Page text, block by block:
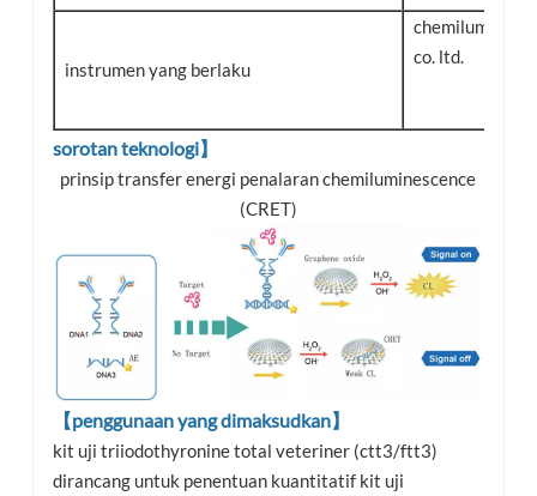
instrumen yang berlaku
co. ltd.
sorotan teknologi】
prinsip transfer energi penalaran chemiluminescence
(CRET)
【penggunaan yang dimaksudkan】
kit uji triiodothyronine total veteriner (ctt3/ftt3)
dirancang untuk penentuan kuantitatif kit uji